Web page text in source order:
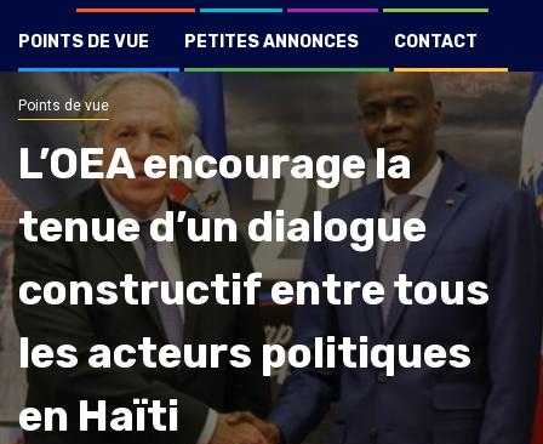
POINTS DE VUE PETITES ANNONCES CONTACT
Points de vue
L’OEA encourage la
tenue d’un dialogue
constructif entre tous
les acteurs politiques
en Haïti